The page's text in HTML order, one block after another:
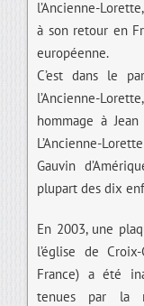
l’Ancienne-
à son retour en
européenne.
C’est dans le
l’Ancienne-
hommage à
L’Ancienne-
Gauvin
plupart des dix
En 2003, une
l’église de
France) a été
tenues par la